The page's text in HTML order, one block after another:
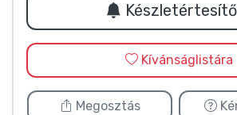
Kívánságlistára
Megosztás